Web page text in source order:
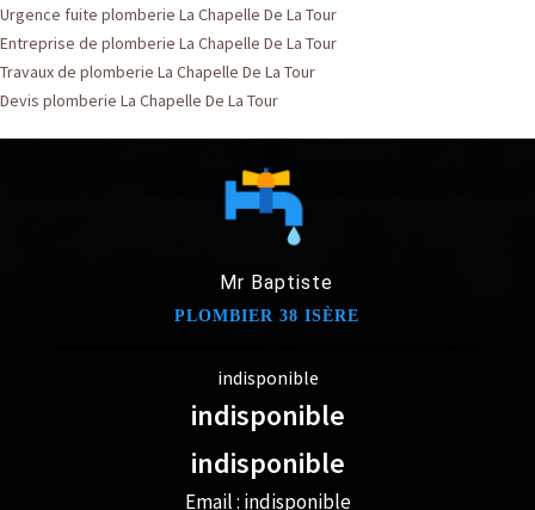
Urgence fuite plomberie La Chapelle De La Tour
Entreprise de plomberie La Chapelle De La Tour
Travaux de plomberie La Chapelle De La Tour
Devis plomberie La Chapelle De La Tour
Mr Baptiste
PLOMBIER 38 ISÈRE
indisponible
indisponible
indisponible
Email : indisponible